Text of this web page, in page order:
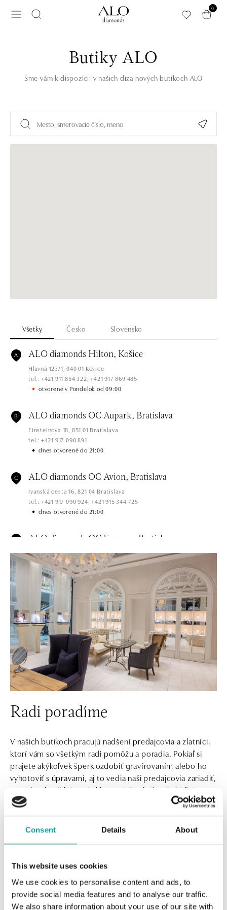
Consent Details About
This website uses cookies
We use cookies to personalise content and ads, to
provide social media features and to analyse our traffic.
We also share information about your use of our site with
0
Butiky ALO
Sme vám k dispozícii v našich dizajnových butikoch ALO
Všetky Česko Slovensko
A ALO diamonds Hilton, Košice
Hlavná 123/1, 040 01 Košice
tel.: +421 911 854 322, +421 917 869 485
otvorené v Pondelok od 09:00
B ALO diamonds OC Aupark, Bratislava
Einsteinova 18, 851 01 Bratislava
tel.: +421 917 090 891
dnes otvorené do 21:00
C ALO diamonds OC Avion, Bratislava
Ivanská cesta 16, 821 04 Bratislava
tel.: +421 917 090 924, +421 915 344 725
dnes otvorené do 21:00
D ALO diamonds OC Eurovea, Bratislava
Pribinova 8, 811 09 Bratislava
tel.: +421 917 090 700, +421 918 777 670
dnes otvorené do 21:00
E
ALO diamonds OC Forum Nová Karolina,
Ostrava
Jantarová 3344/4, 702 00 Ostrava-Moravská Ostrava
tel.: +420 603 166 013, +420 603 565 187
dnes otvorené do 21:00
F ALO diamonds OC Nový Smíchov, Praha 5
Plzeňská 8, 150 00 Praha 5 - Smíchov
dnes otvorené do 21:00
ALO diamonds OC Olympia, Brno
U Dálnice 777, 664 42 Modřice
tel.: +420 733 397 316, +420 605 231 821
dnes otvorené do 21:00
H ALO diamonds OC Palladium, Praha 1
dnes otvorené do 21:00
tel.: +420 737 939 202
dnes otvorené do 19:00
Radi poradíme
V našich butikoch pracujú nadšení predajcovia a zlatníci,
ktorí vám so všetkým radi pomôžu a poradia. Pokiaľ si
prajete akýkoľvek šperk ozdobiť gravírovaním alebo ho
vyhotoviť s úpravami, aj to vedia naši predajcovia zariadiť,
rovnako ako ďalšie naše klenotnícke služby. Pokiaľ si
prajete, rezervujte si termín vašej návštevy.
REZERVOVAŤ SCHÔDZKU
Exkluzívny dizajn od